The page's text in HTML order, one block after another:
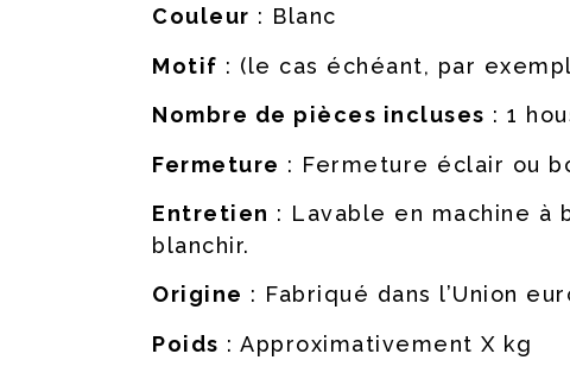
Couleur : Blanc
Motif : (le cas échéant, par
Nombre de pièces incluses : 1
Fermeture : Fermeture éclair ou
Entretien : Lavable en machine à
blanchir.
Origine : Fabriqué dans l’Union
Poids : Approximativement X kg